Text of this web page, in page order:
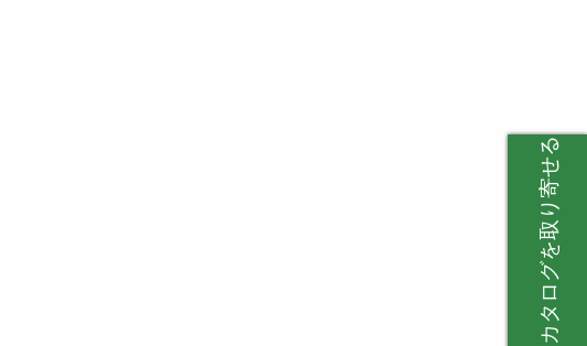
カタログを取り寄せる